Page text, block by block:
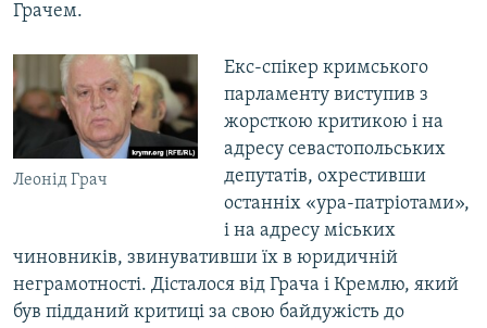
Грачем.
Леонід Грач
Екс-спікер кримського
парламенту виступив з
жорсткою критикою і на
адресу севастопольських
депутатів, охрестивши
останніх «ура-патріотами»,
і на адресу міських
чиновників, звинувативши їх в юридичній
неграмотності. Дісталося від Грача і Кремлю, який
був підданий критиці за свою байдужість до